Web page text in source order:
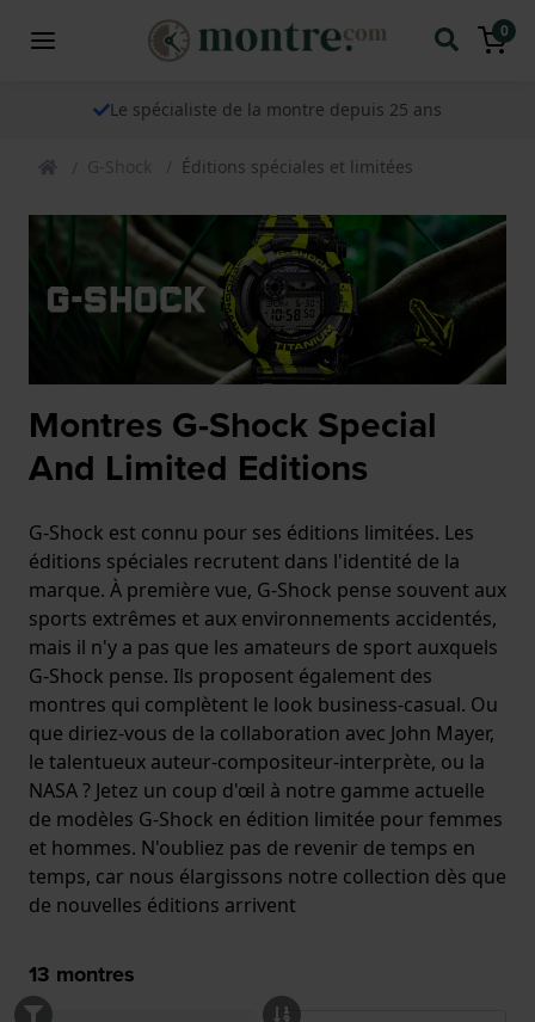
0
Le spécialiste de la montre depuis 25 ans
G-Shock Éditions spéciales et limitées
Montres G-Shock Special
And Limited Editions
G-Shock est connu pour ses éditions limitées. Les
éditions spéciales recrutent dans l'identité de la
marque. À première vue, G-Shock pense souvent aux
sports extrêmes et aux environnements accidentés,
mais il n'y a pas que les amateurs de sport auxquels
G-Shock pense. Ils proposent également des
montres qui complètent le look business-casual. Ou
que diriez-vous de la collaboration avec John Mayer,
le talentueux auteur-compositeur-interprète, ou la
NASA ? Jetez un coup d'œil à notre gamme actuelle
de modèles G-Shock en édition limitée pour femmes
et hommes. N'oubliez pas de revenir de temps en
temps, car nous élargissons notre collection dès que
de nouvelles éditions arrivent
13 montres